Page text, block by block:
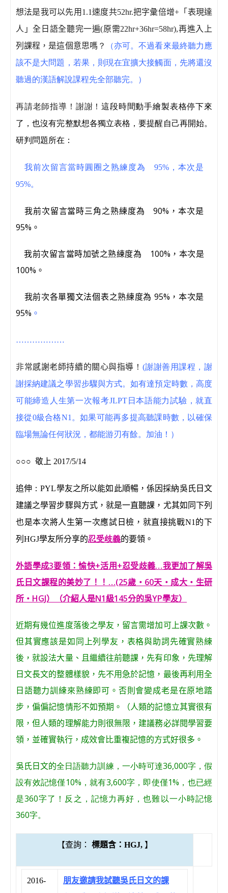
想法是我可以先用 1.1速度共52hr.把字彙倍增+ 「表現達
人」全日語全聽完一遍(原需22hr+36hr=58hr),再進入上
列課程，是這個意思嗎 ？
（亦可。不過看來最終聽力應
該不是大問題，若果，則現在宜擴大接觸面，先將還沒
聽過的漢語解說課程先全部聽完。）
再請老師指導 ！ 謝謝 ！這段時間動手繪製表格停下來
了，也沒有完整默想各獨立表格，要提醒自己再開始。
研判問題所在：
我前次留言當時圓圈之熟練度為 95% ，本次是
95%。
我前次留言當時三角之熟練度為90% ，本次是
95% 。
我前次留言當時加號之熟練度為 100% ，本次是
100% 。
我前次各單獨文法個表之熟練度為 95% ，本次是
95% 。
………………
非常感謝老師持續的關心與指導 ！ (謝謝善用課程，謝
謝採納建議之學習步驟與方式。如有達預定時數，高度
可能締造人生第一次報考JLPT日本語能力試驗，就直
接從0級合格N1。如果可能再多提高聽課時數，以確保
臨場無論任何狀況，都能游刃有餘。 加油！）
○○○ 敬上 2017/5/14
追伸 ：PYL學友之所以能如此順暢，係因採納吳氏日文
建議之學習步驟與方式，就是一直聽課，尤其如同下列
也是本次將人生第一次應試日檢，就直接挑戰N1的下
列HGJ學友所分享的忍受歧義的要領。
外語學成3要領：愉快+活用+忍受歧義…我更加了解吳
氏日文課程的美妙了！！…(25歲‧60天‧成大‧生研
所‧HGJ）（介紹人是N1級145分的吳YP學友）
近期有幾位進度落後之學友，留言需增加可上課次數。
但其實應該是如同上列學友，表格與助詞先確實熟練
後，就設法大量、且繼續往前聽課，先有印象，先理解
日文長文的整體樣貌，先不用急於記憶，最後再利用全
日語聽力訓練來熟練即可。否則會變成老是在原地踏
步，偏偏記憶情形不如預期。（人類的記憶立其實很有
限，但人類的理解能力則很無限，建議務必詳閱學習要
領，並確實執行，成效會比重複記憶的方式好很多。
吳氏日文的全日語聽力訓練，一小時可達36,000字，假
設有效記憶僅10%，就有3,600字，即使僅1%，也已經
是360字了！反之，記憶力再好，也難以一小時記憶
360字。
【查詢 ： 標題含：HGJ,】
2016-
朋友邀請我試聽吳氏日文的課